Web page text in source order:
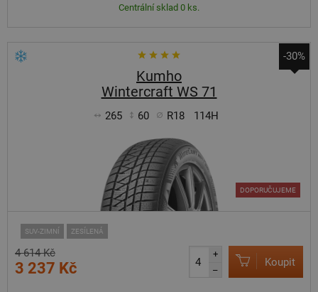
Centrální sklad 0 ks.
-30%
Kumho
Wintercraft WS 71
265 60 R18 114H
SUV-ZIMNÍ ZESÍLENÁ
DOPORUČUJEME
4 614 Kč
3 237 Kč
+
–
Koupit